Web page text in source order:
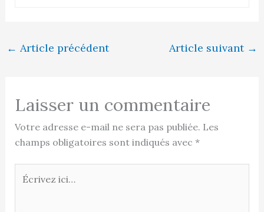
← Article précédent Article suivant →
Laisser un commentaire
Votre adresse e-mail ne sera pas publiée. Les
champs obligatoires sont indiqués avec *
ici…